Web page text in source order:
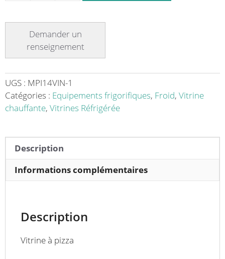
à
pizza
fermée
4,5
Kw
UGS : MPI14VIN-1
Catégories : Equipements frigorifiques, Froid, Vitrine
chauffante, Vitrines Réfrigérée
Description
Informations complémentaires
Description
Vitrine à pizza